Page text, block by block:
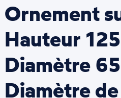
Ornement
Hauteur
Diamètre
Diamètre